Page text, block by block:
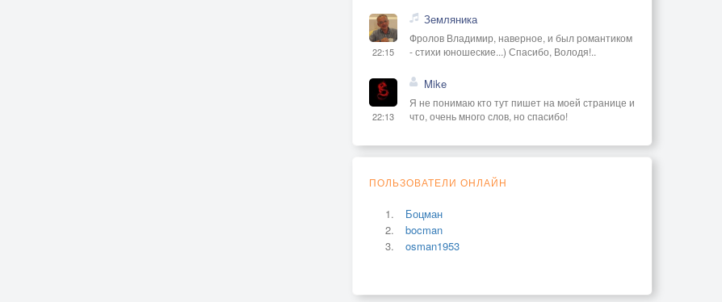
22:15
Земляника
Фролов Владимир, наверное, и был романтиком
- стихи юношеские...) Спасибо, Володя!..
22:13
Mike
Я не понимаю кто тут пишет на моей странице и
что, очень много слов, но спасибо!
ПОЛЬЗОВАТЕЛИ ОНЛАЙН
Боцман
bocman
osman1953